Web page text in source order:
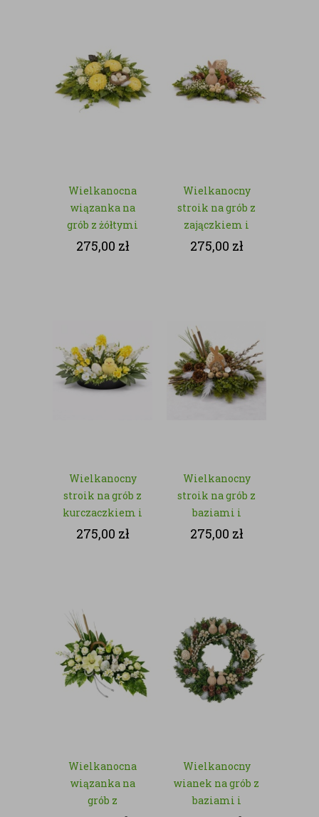
Wielkanocna
wiązanka na
grób z żółtymi
chryzantemami
275,00 zł
Wielkanocny
stroik na grób z
zajączkiem i
baziami – z
275,00 zł
Wielkanocny
stroik na grób z
kurczaczkiem i
jajkiem –
275,00 zł
Wielkanocny
stroik na grób z
baziami i
zajączkiem – z
275,00 zł
Wielkanocna
wiązanka na
grób z
Wielkanocny
wianek na grób z
baziami i